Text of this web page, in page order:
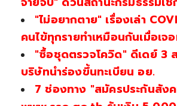
"ไม่อยากตาย" เรื่องเล่า
คนไข้ทุกรายทำเหมือนกันเมื่อเจ
"ซื้อชุดตรวจโควิด" ดีเดย์ 3
บริษัทนำร่องขึ้นทะเบียน อย.
7 ช่องทาง "สมัครประกันสัง